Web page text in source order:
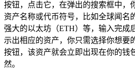
按钮，点击它，在弹出的搜索框中，
资产名称或代币符号，比如全球闻名
强大的以太坊（ETH）等，输入完成
示出相应的资产，你只需选择你想要
按钮，该资产就会立即出现在你的钱
然。